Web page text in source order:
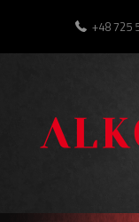
+48 725